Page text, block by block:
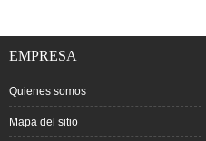
EMPRESA
Quienes somos
Mapa del sitio